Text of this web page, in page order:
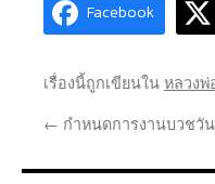
Facebook
เรื่องนี้ถูกเขียนในหลวง
← กำหนดการงานบวช